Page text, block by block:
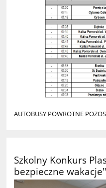
AUTOBUSY POWROTNE
Szkolny Konkurs
bezpieczne wakacje"